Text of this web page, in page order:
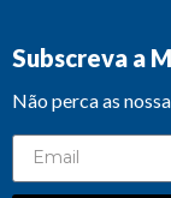
Subscreva a
Não perca as